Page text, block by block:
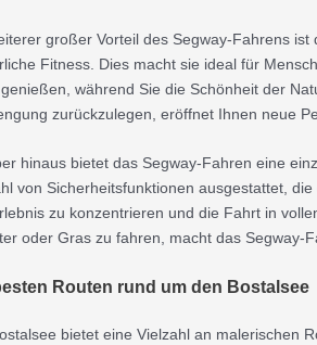
großer Vorteil des Segway-Fahrens
Fitness. Dies macht sie ideal für
während Sie die Schönheit der
zurückzulegen, eröffnet Ihnen neue
hinaus bietet das Segway-Fahren eine
von Sicherheitsfunktionen ausgestattet,
zu konzentrieren und die Fahrt in
oder Gras zu fahren, macht das Segway-
Routen rund um den Bostalsee
bietet eine Vielzahl an malerischen